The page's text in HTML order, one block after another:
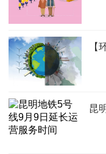
【
昆